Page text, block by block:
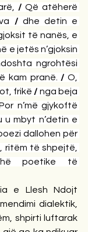
/ Që atëherë
/ dhe detin e
të nanës, e
e jetës n’gjoksin
ngrohtësi
kam pranë. / O,
frikë / nga beja
n’më gjykoftë
u mbyt n’detin e
dallohen për
ritëm të shpejtë,
poetike të
Ndojt
dialektik,
shpirti luftarak